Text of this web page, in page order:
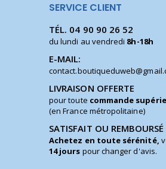
SERVICE CLIENT
TÉL. 04 90 90 26 52
du lundi au vendredi 8h-18h
E-MAIL:
LIVRAISON OFFERTE
pour toute commande
(en France métropolitaine)
SATISFAIT OU REMBOURSÉ
Achetez en toute sérénité,
14 jours pour changer d'avis.